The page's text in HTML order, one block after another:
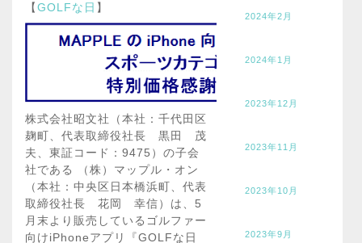
【GOLFな日 】
株式会社昭文社（本社：千代田区
麹町、代表取締役社長 黒田 茂
夫、東証コード：9475）の子会
社である （株）マップル・オン
（本社：中央区日本橋浜町、代表
取締役社長 花岡 幸信）は、5
月末より販売しているゴルファー
向けiPhoneアプリ『GOLFな日
2024年2月
2024年1月
2023年12月
2023年11月
2023年10月
2023年9月